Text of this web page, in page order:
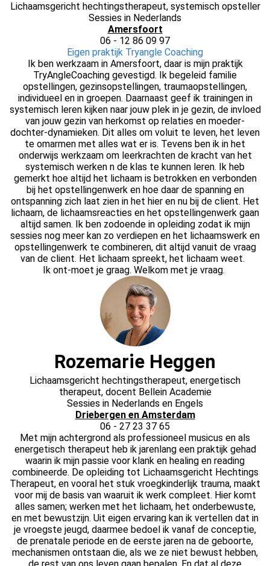
Lichaamsgericht hechtingstherapeut, systemisch opsteller
Sessies in Nederlands
Amersfoort
06 - 12 86 09 97
Eigen praktijk Tryangle Coaching
Ik ben werkzaam in Amersfoort, daar is mijn praktijk
TryAngleCoaching gevestigd. Ik begeleid familie
opstellingen, gezinsopstellingen, traumaopstellingen,
individueel en in groepen. Daarnaast geef ik trainingen in
systemisch leren kijken naar jouw plek in je gezin, de invloed
van jouw gezin van herkomst op relaties en moeder-
dochter-dynamieken. Dit alles om voluit te leven, het leven
te omarmen met alles wat er is. Tevens ben ik in het
onderwijs werkzaam om leerkrachten de kracht van het
systemisch werken n de klas te kunnen leren. Ik heb
gemerkt hoe altijd het lichaam is betrokken en verbonden
bij het opstellingenwerk en hoe daar de spanning en
ontspanning zich laat zien in het hier en nu bij de client. Het
lichaam, de lichaamsreacties en het opstellingenwerk gaan
altijd samen. Ik ben zodoende in opleiding zodat ik mijn
sessies nog meer kan zo verdiepen en het lichaamswerk en
opstellingenwerk te combineren, dit altijd vanuit de vraag
van de client. Het lichaam spreekt, het lichaam weet.
Ik ont-moet je graag. Welkom met je vraag.
Rozemarie Heggen
Lichaamsgericht hechtingstherapeut, energetisch
therapeut, docent Bellein Academie
Sessies in Nederlands en Engels
Driebergen en Amsterdam
06 - 27 23 37 65
Met mijn achtergrond als professioneel musicus en als
energetisch therapeut heb ik jarenlang een praktijk gehad
waarin ik mijn passie voor klank en healing en reading
combineerde. De opleiding tot Lichaamsgericht Hechtings
Therapeut, en vooral het stuk vroegkinderlijk trauma, maakt
voor mij de basis van waaruit ik werk compleet. Hier komt
alles samen; werken met het lichaam, het onderbewuste,
en met bewustzijn. Uit eigen ervaring kan ik vertellen dat in
je vroegste jeugd, daarmee bedoel ik vanaf de conceptie,
de prenatale periode en de eerste jaren na de geboorte,
mechanismen ontstaan die, als we ze niet bewust hebben,